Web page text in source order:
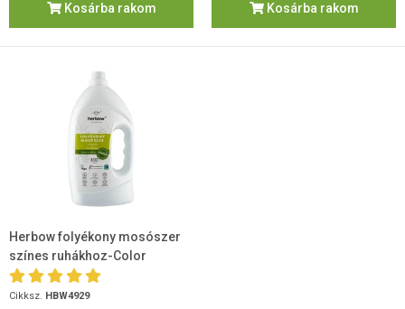
Kosárba rakom Kosárba rakom
Herbow folyékony mosószer
színes ruhákhoz-Color
harmony (Zöld tea illat) 3...
Cikksz. HBW4929